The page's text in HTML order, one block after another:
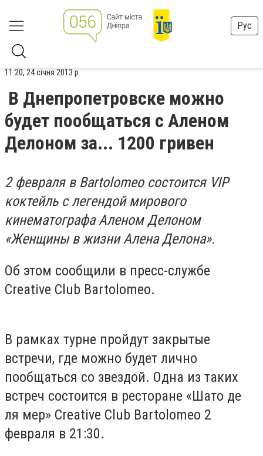
Рус
11:20, 24 січня 2013 р.
В Днепропетровске можно
будет пообщаться с Аленом
Делоном за... 1200 гривен
2 февраля в Bartolomeo состоится VIP
коктейль с легендой мирового
кинематографа Аленом Делоном
«Женщины в жизни Алена Делона».
Об этом сообщили в пресс-службе
Creative Club Bartolomeo.
В рамках турне пройдут закрытые
встречи, где можно будет лично
пообщаться со звездой. Одна из таких
встреч состоится в ресторане «Шато де
ля мер» Creative Club Bartolomeo 2
февраля в 21:30.